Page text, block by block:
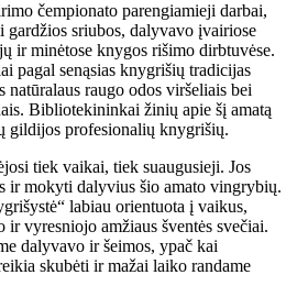
čempionato parengiamieji darbai,
gardžios sriubos, dalyvavo įvairiose
ir minėtose knygos rišimo dirbtuvėse.
pagal senąsias knygrišių tradicijas
raugo odos viršeliais bei
Bibliotekininkai žinių apie šį amatą
gildijos profesionalių knygrišių.
tiek vaikai, tiek suaugusieji. Jos
ir mokyti dalyvius šio amato vingrybių.
labiau orientuota į vaikus,
vyresniojo amžiaus šventės svečiai.
dalyvavo ir šeimos, ypač kai
skubėti ir mažai laiko randame